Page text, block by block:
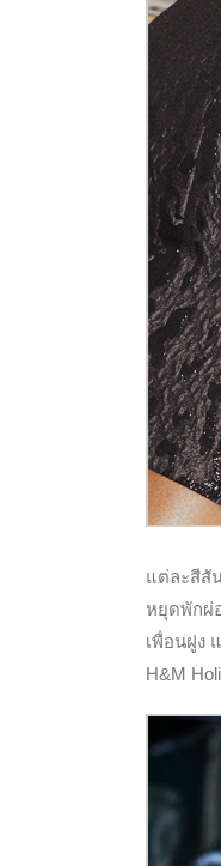
แต่ละสีสั
หยุดพักผ่
เพื่อนฝูง
H&M